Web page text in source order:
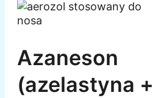
Azaneson
(azelastyna +